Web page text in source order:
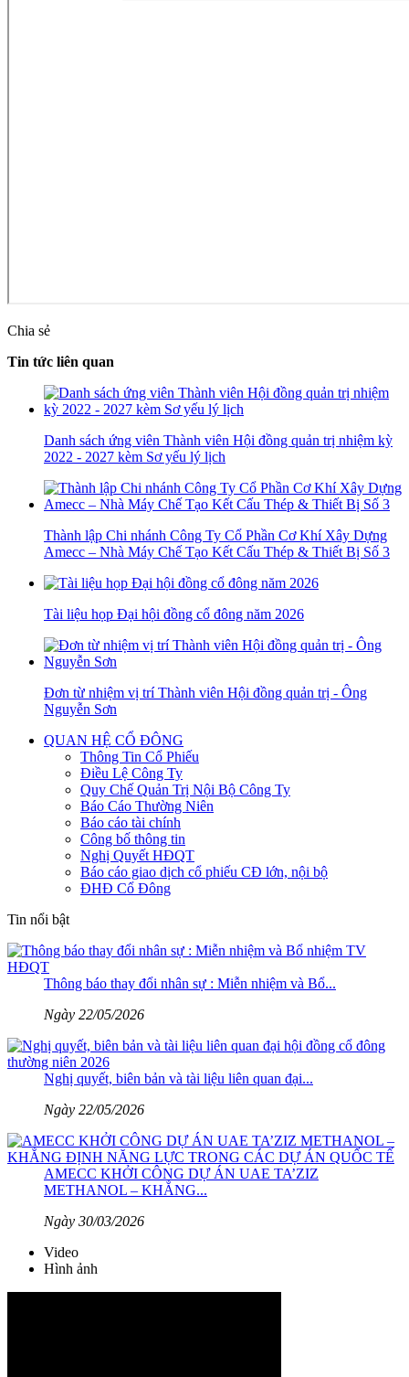
Chia sẻ
Tin tức liên quan
Danh sách ứng viên Thành viên Hội đồng quản trị nhiệm kỳ
2022 - 2027 kèm Sơ yếu lý lịch
Thành lập Chi nhánh Công Ty Cổ Phần Cơ Khí Xây Dựng
Amecc – Nhà Máy Chế Tạo Kết Cấu Thép & Thiết Bị Số 3
Tài liệu họp Đại hội đồng cổ đông năm 2026
Đơn từ nhiệm vị trí Thành viên Hội đồng quản trị - Ông
Nguyễn Sơn
QUAN HỆ CỔ ĐÔNG
Thông Tin Cổ Phiếu
Điều Lệ Công Ty
Quy Chế Quản Trị Nội Bộ Công Ty
Báo Cáo Thường Niên
Báo cáo tài chính
Công bố thông tin
Nghị Quyết HĐQT
Báo cáo giao dịch cổ phiếu CĐ lớn, nội bộ
ĐHĐ Cổ Đông
Tin nổi bật
Thông báo thay đổi nhân sự : Miễn nhiệm và Bổ...
Ngày 22/05/2026
Nghị quyết, biên bản và tài liệu liên quan đại...
Ngày 22/05/2026
AMECC KHỞI CÔNG DỰ ÁN UAE TA’ZIZ
METHANOL – KHẲNG...
Ngày 30/03/2026
Video
Hình ảnh